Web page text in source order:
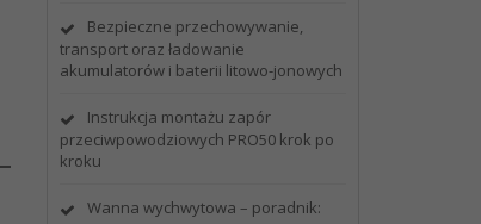
Bezpieczne przechowywanie,
transport oraz ładowanie
akumulatorów i baterii litowo-jonowych
Instrukcja montażu zapór
przeciwpowodziowych PRO50 krok po
kroku
Wanna wychwytowa – poradnik: